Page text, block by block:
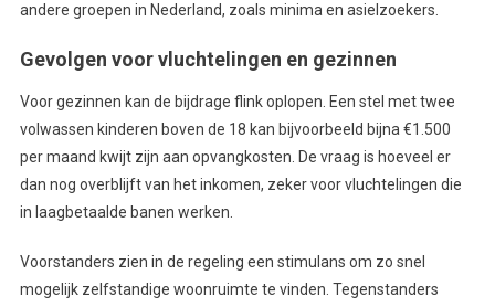
andere groepen in Nederland, zoals minima en asielzoekers.
Gevolgen voor vluchtelingen en gezinnen
Voor gezinnen kan de bijdrage flink oplopen. Een stel met twee
volwassen kinderen boven de 18 kan bijvoorbeeld bijna €1.500
per maand kwijt zijn aan opvangkosten. De vraag is hoeveel er
dan nog overblijft van het inkomen, zeker voor vluchtelingen die
in laagbetaalde banen werken.
Voorstanders zien in de regeling een stimulans om zo snel
mogelijk zelfstandige woonruimte te vinden. Tegenstanders